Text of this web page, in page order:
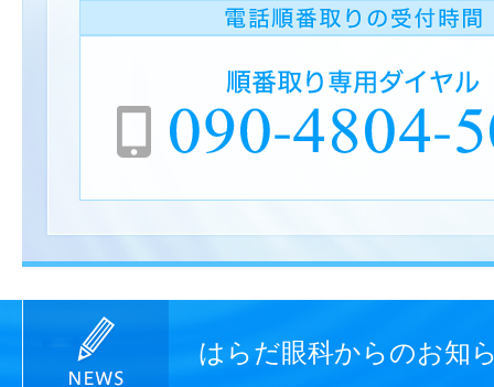
はらだ眼科からのお知